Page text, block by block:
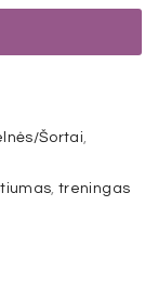
Šortai,
,treningas